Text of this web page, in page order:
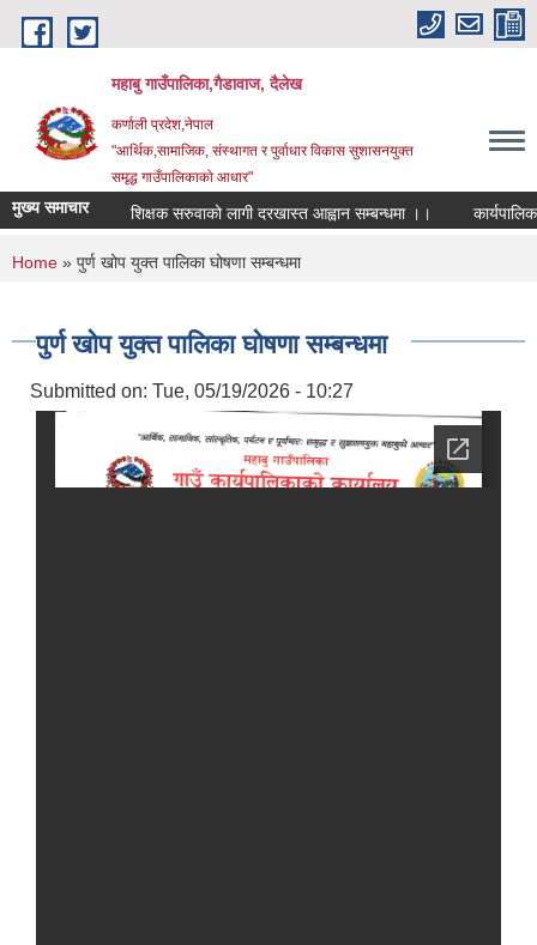
Skip to main content
महाबु गाउँपालिका,गैडावाज, दैलेख
कर्णाली प्रदेश,नेपाल
"आर्थिक,सामाजिक, संस्थागत र पुर्वाधार विकास सुशासनयुक्त
समृद्ध गाउँपालिकाकाे आधार"
मुख्य समाचार शिक्षक सरुवाको लागी दरखास्त आह्वान सम्बन्धमा ।।
You are here
Home » पुर्ण खोप युक्त पालिका घोषणा सम्बन्धमा
पुर्ण खोप युक्त पालिका घोषणा सम्बन्धमा
Submitted on: Tue, 05/19/2026 - 10:27